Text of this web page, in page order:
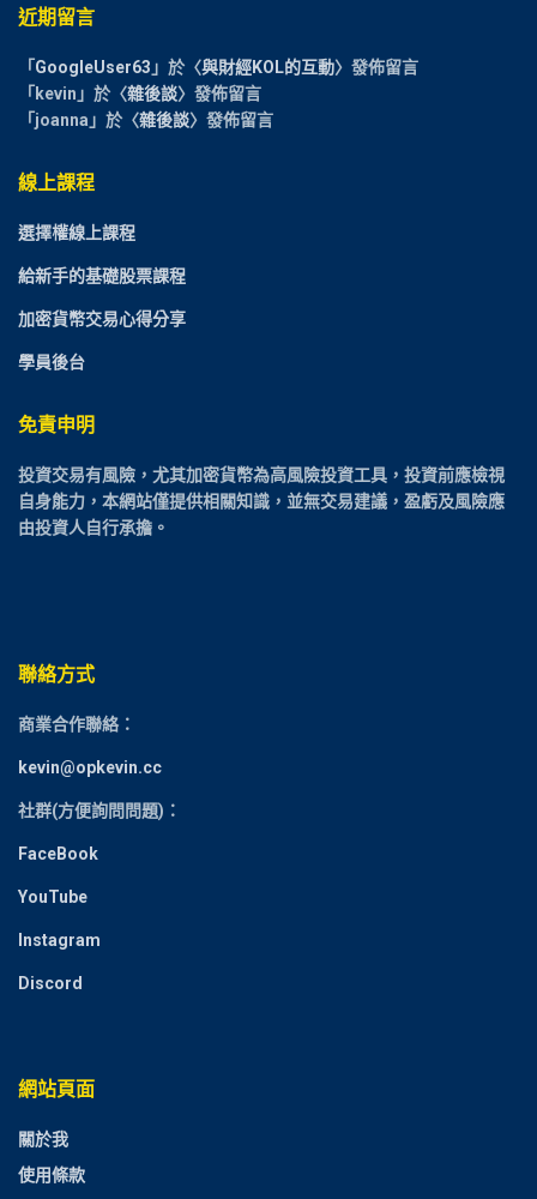
近期留言
「 GoogleUser63 」於〈與財經KOL的互動〉發佈留言
「 kevin 」於〈雜後談〉發佈留言
「 joanna 」於〈雜後談〉發佈留言
線上課程
選擇權線上課程
給新手的基礎股票課程
加密貨幣交易心得分享
學員後台
免責申明
投資交易有風險，尤其加密貨幣為高風險投資工具，投資前應檢視
自身能力，本網站僅提供相關知識，並無交易建議，盈虧及風險應
由投資人自行承擔。
聯絡方式
商業合作聯絡：
kevin@opkevin.cc
社群(方便詢問問題)：
FaceBook
YouTube
Instagram
Discord
網站頁面
關於我
使用條款